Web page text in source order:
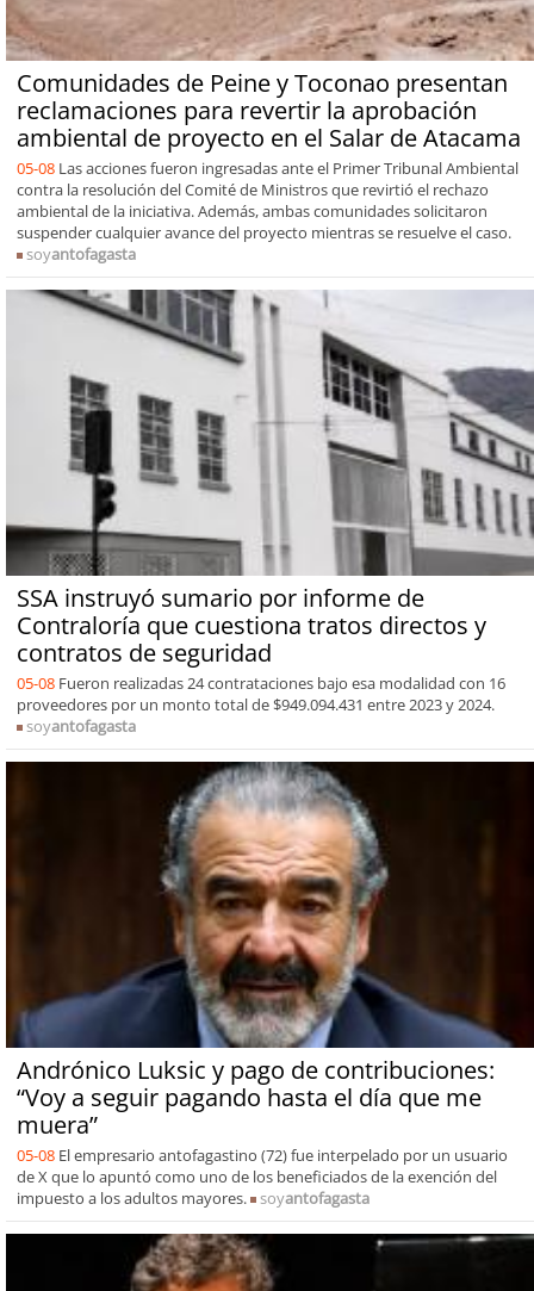
Comunidades de Peine y Toconao presentan
reclamaciones para revertir la aprobación
ambiental de proyecto en el Salar de Atacama
05-08 Las acciones fueron ingresadas ante el Primer Tribunal Ambiental
contra la resolución del Comité de Ministros que revirtió el rechazo
ambiental de la iniciativa. Además, ambas comunidades solicitaron
suspender cualquier avance del proyecto mientras se resuelve el caso.
soyantofagasta
SSA instruyó sumario por informe de
Contraloría que cuestiona tratos directos y
contratos de seguridad
05-08 Fueron realizadas 24 contrataciones bajo esa modalidad con 16
proveedores por un monto total de $949.094.431 entre 2023 y 2024.
soyantofagasta
Andrónico Luksic y pago de contribuciones:
“Voy a seguir pagando hasta el día que me
muera”
05-08 El empresario antofagastino (72) fue interpelado por un usuario
de X que lo apuntó como uno de los beneficiados de la exención del
impuesto a los adultos mayores.
soyantofagasta